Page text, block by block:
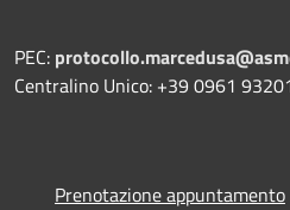
PEC:
Centralino Unico: +39 0961
Prenotazione appuntamento